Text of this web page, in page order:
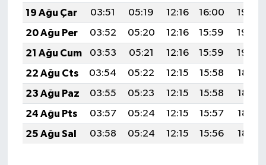
19 Ağu Çar
03:51 05:19 12:16 16:00
19:03
20 Ağu Per
03:52 05:20 12:16 15:59
19:02
21 Ağu Cum
03:53 05:21 12:16 15:59
19:00
22 Ağu Cts
03:54 05:22 12:15 15:58
18:59
23 Ağu Paz
03:55 05:23 12:15 15:58
18:58
24 Ağu Pts
03:57 05:24 12:15 15:57
18:56
25 Ağu Sal
03:58 05:24 12:15 15:56 18:55